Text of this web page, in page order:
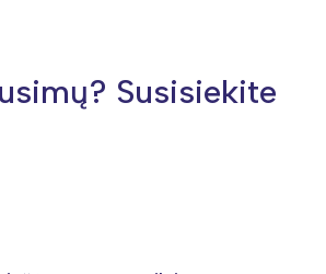
Susisiekite